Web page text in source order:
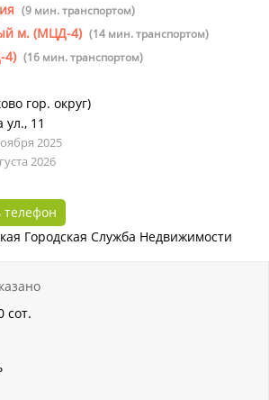
(9 мин. транспортом)
м. (МЦД-4) (14 мин. транспортом)
4) (16 мин. транспортом)
гор. округ)
ул., 11
2025
2026
телефон
Городская Служба Недвижимости
сот.